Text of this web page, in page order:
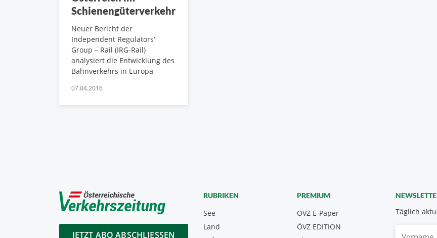
Schienengüterverkehr
Neuer Bericht der
Independent Regulators‘
Group – Rail (IRG-Rail)
analysiert die Entwicklung des
Bahnverkehrs in Europa
07.04.2016
JETZT ABO ABSCHLIESSEN
Täglich
RUBRIKEN
See
Land
PREMIUM
ÖVZ E-Paper
ÖVZ EDITION